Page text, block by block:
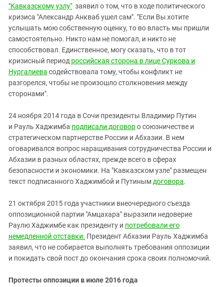
"Кавказскому узлу" заявил о том, что в ходе политического
кризиса "Александр Анкваб ушел сам". "Если Вы хотите
услышать мою собственную оценку, то во власть мы пришли
самостоятельно. Никто нам не помогал, и никто не
способствовал. Единственное, могу сказать, что в тот
кризисный период российская сторона в лице Суркова и
Нургалиева содействовала тому, чтобы конфликт не
разгорелся, чтобы не произошло столкновения между
сторонами".
24 ноября 2014 года в Сочи президенты Владимир Путин
и Рауль Хаджимба подписали договоро союзничестве и
стратегическом партнерстве России и Абхазии. В нем
оговаривался вопрос наращивания сотрудничества России и
Абхазии в разных областях, прежде всего в сферах
безопасности и экономики. На "Кавказском узле" размещен
текст подписанного Хаджимбой и Путиным договора.
21 октября 2015 года участники внеочередного съезда
оппозиционной партии "Амцахара" выразили недоверие
Раулю Хаджимбе как президенту и потребовали его
немедленной отставки. Президент Абхазии Рауль Хаджимба
заявил, что не собирается выполнять требования оппозиции
и покидать свой пост до окончания срока своих полномочий.
Протесты оппозиции в июле 2016 года